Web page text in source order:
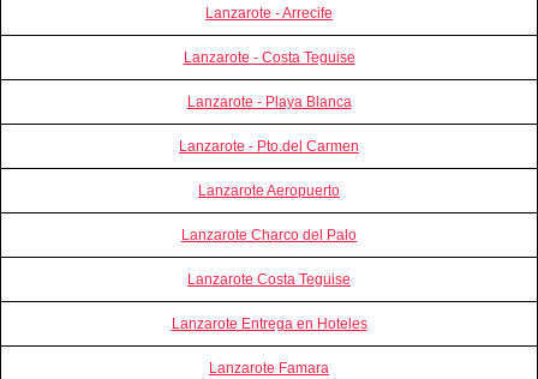
Lanzarote - Arrecife
Lanzarote - Costa Teguise
Lanzarote - Playa Blanca
Lanzarote - Pto.del Carmen
Lanzarote Aeropuerto
Lanzarote Charco del Palo
Lanzarote Costa Teguise
Lanzarote Entrega en Hoteles
Lanzarote Famara